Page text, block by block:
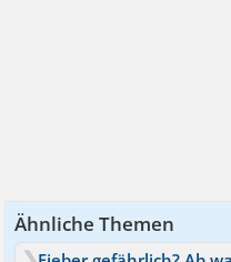
Ähnliche Themen